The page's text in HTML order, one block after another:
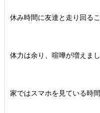
休み時間に友達と走り回る
体力は余り、喧嘩が増えまし
家ではスマホを見ている時